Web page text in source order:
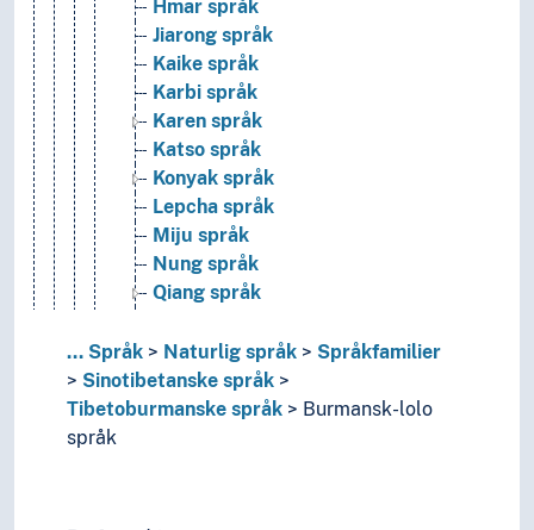
Hmar språk
Jiarong språk
Kaike språk
Karbi språk
Karen språk
Katso språk
Konyak språk
Lepcha språk
Miju språk
Nung språk
Qiang språk
Sunwar språk
Tagin språk
Tani språk
... Språk Naturlig språk
Språkfamilier
Sinotibetanske språk
Tibetoburmanske språk
Burmansk-lolo
språk